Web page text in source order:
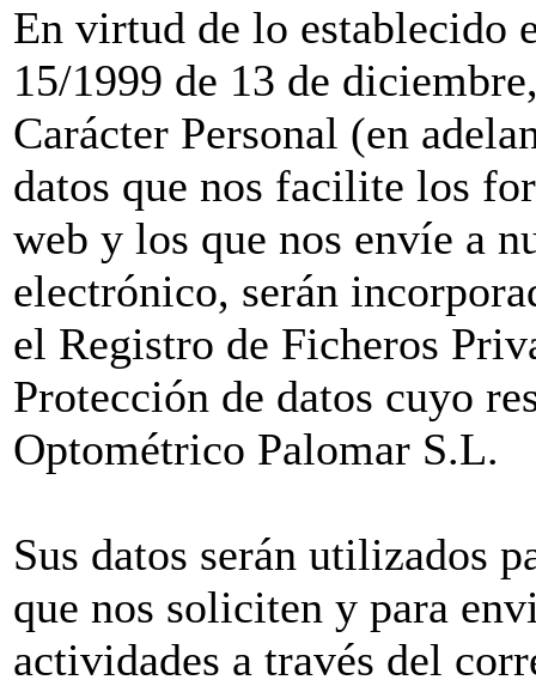
En virtud de lo establecido
15/1999 de 13 de
Carácter Personal (en
datos que nos facilite los
web y los que nos envíe a
electrónico, serán
el Registro de Ficheros
Protección de datos cuyo
Optométrico Palomar S.L.
Sus datos serán utilizados
que nos soliciten y para
actividades a través del